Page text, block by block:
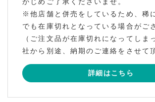
かじめご了承くださいませ。
※他店舗と併売をしているため、稀
でも在庫切れとなっている場合がご
（ご注文品が在庫切れになってしま
社から別途、納期のご連絡をさせて
詳細はこちら